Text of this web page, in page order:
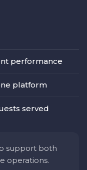
performance
platform
served
support both
operations.